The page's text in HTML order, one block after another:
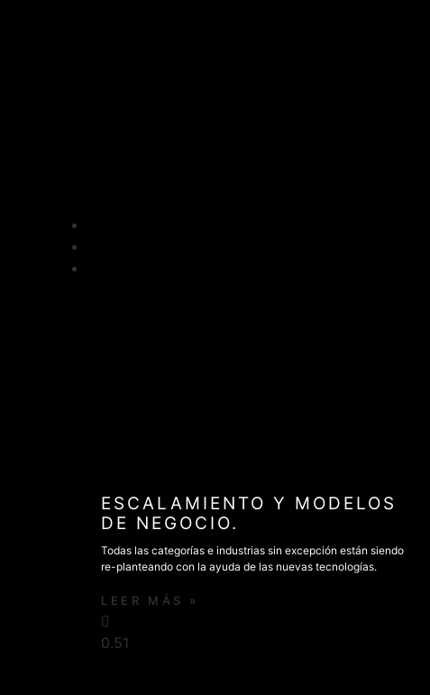
ESCALAMIENTO Y MODELOS
DE NEGOCIO.
Todas las categorías e industrias sin excepción están siendo
re-planteando con la ayuda de las nuevas tecnologías.
LEER MÁS »